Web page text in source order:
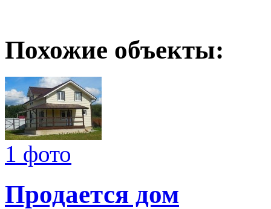
Похожие объекты:
1 фото
Продается дом